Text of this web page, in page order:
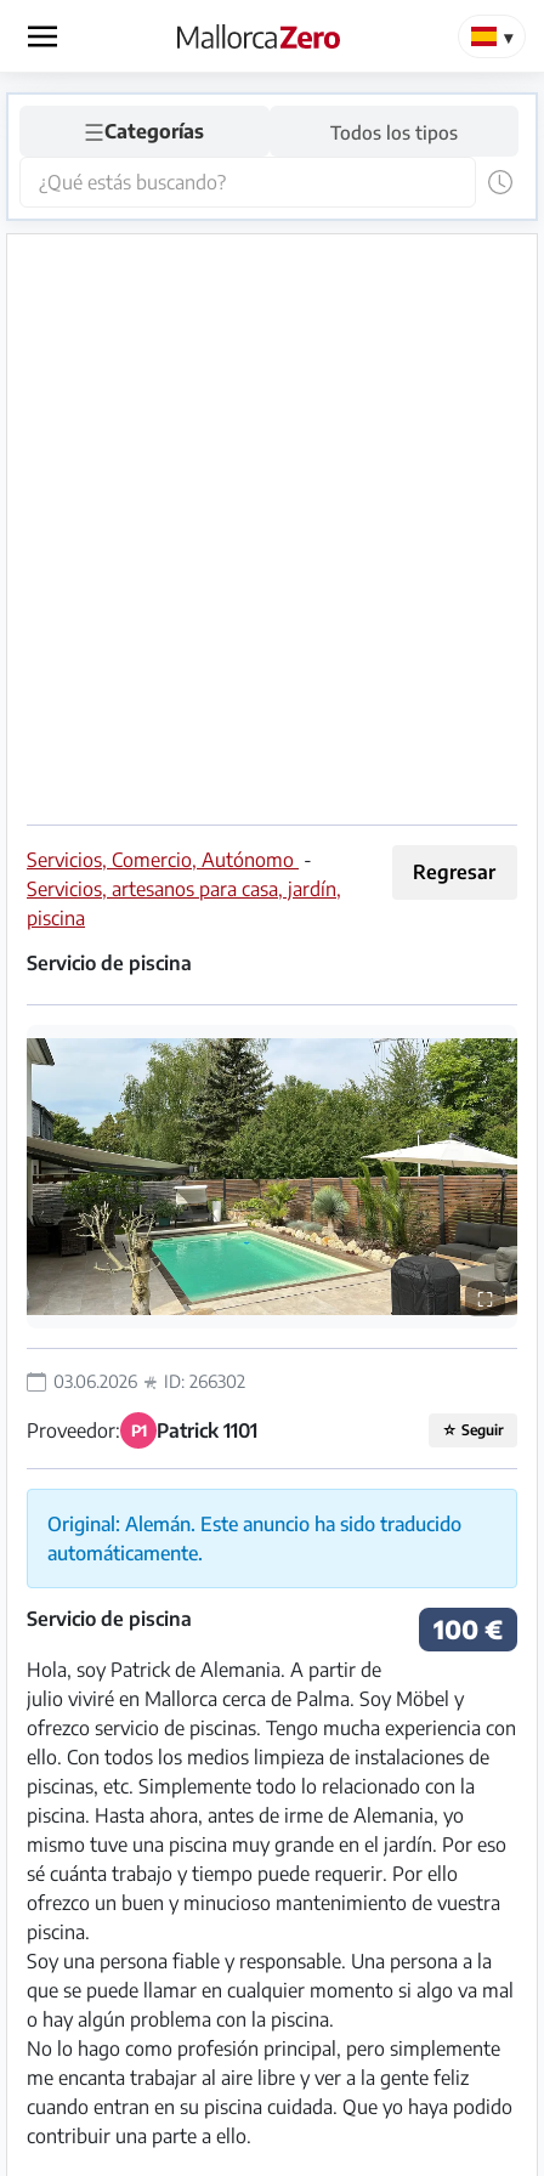
×
Página
inicio
Privacidad
Términos
uso
Ayuda
y
Preguntas
Frecuentes
☰Categorías Todos los tipos
Regresar
Servicios, Comercio, Autónomo -
Servicios, artesanos para casa, jardín,
piscina
Servicio de piscina
⛶
03.06.2026 ID: 266302
Proveedor: P1 Patrick 1101 ☆ Seguir
Original: Alemán. Este anuncio ha sido traducido
automáticamente.
100 €
Servicio de piscina
Hola, soy Patrick de Alemania. A partir de
julio viviré en Mallorca cerca de Palma. Soy Möbel y
ofrezco servicio de piscinas. Tengo mucha experiencia con
ello. Con todos los medios limpieza de instalaciones de
piscinas, etc. Simplemente todo lo relacionado con la
piscina. Hasta ahora, antes de irme de Alemania, yo
mismo tuve una piscina muy grande en el jardín. Por eso
sé cuánta trabajo y tiempo puede requerir. Por ello
ofrezco un buen y minucioso mantenimiento de vuestra
piscina.
Soy una persona fiable y responsable. Una persona a la
que se puede llamar en cualquier momento si algo va mal
o hay algún problema con la piscina.
No lo hago como profesión principal, pero simplemente
me encanta trabajar al aire libre y ver a la gente feliz
cuando entran en su piscina cuidada. Que yo haya podido
contribuir una parte a ello.